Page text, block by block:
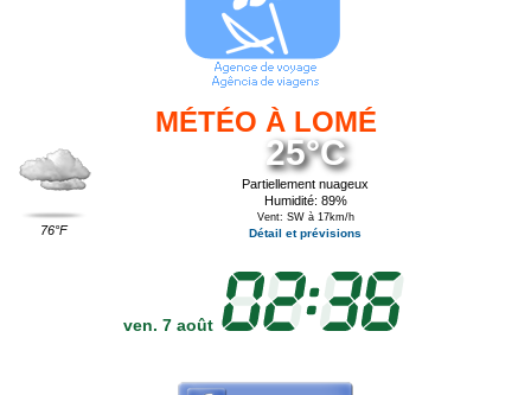
MÉTÉO À LOMÉ
76°F
25°C
Partiellement nuageux
Humidité: 89%
Vent: SW à 17km/h
Détail et prévisions
ven. 7 août